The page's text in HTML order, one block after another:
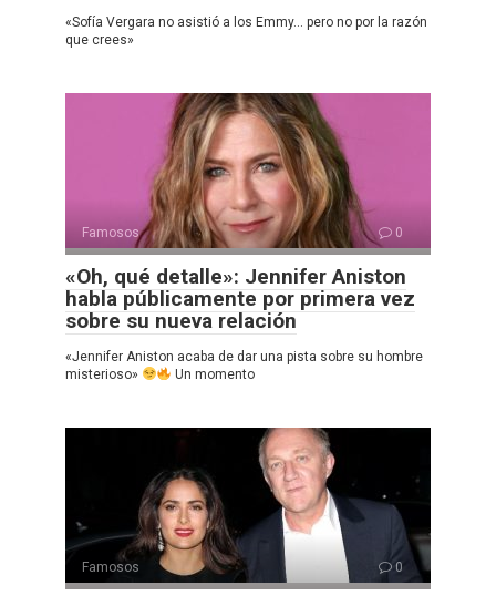
«Sofía Vergara no asistió a los Emmy… pero no por la razón
que crees»
Famosos 0
«Oh, qué detalle»: Jennifer Aniston
habla públicamente por primera vez
sobre su nueva relación
«Jennifer Aniston acaba de dar una pista sobre su hombre
misterioso»
Un momento
Famosos 0